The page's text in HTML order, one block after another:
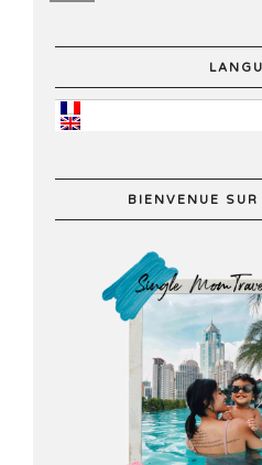
BIENVENUE